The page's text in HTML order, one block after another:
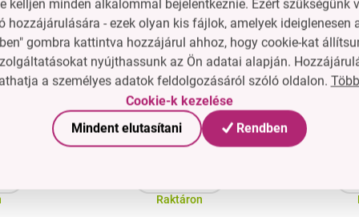
A kosárba
Raktáron
| USB
SONISSIMO® NEO |
Szonikus fogkefe 37 000
rezgés | 5 üzemmód &
USB töltés
40 PE
Ár neked
Raktáron
kelljen minden alkalommal bejelentkeznie. Ezért szükségünk
hozzájárulására - ezek olyan kis fájlok, amelyek ideiglenesen
gombra kattintva hozzájárul ahhoz, hogy cookie-kat
nyújthassunk az Ön adatai alapján.
a személyes adatok feldolgozásáról szóló oldalon.
Cookie-k kezelése
Mindent elutasítani Rendben